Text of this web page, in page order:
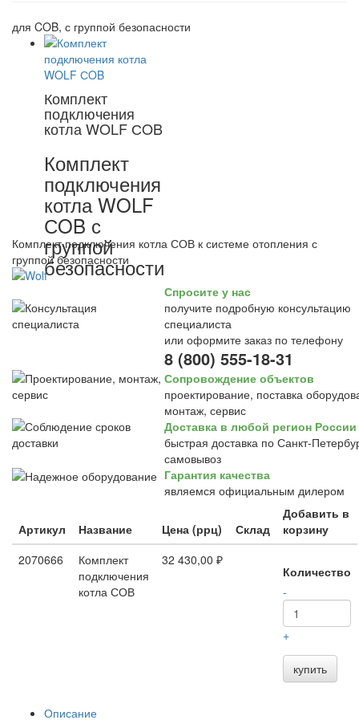
для COB, с группой безопасности
Комплект
подключения
котла WOLF СOB
Комплект
подключения
котла WOLF
СOB с
группой
безопасности
Комплект подключения котла СОВ к системе отопления с
группой безопасности
Спросите у нас
получите подробную консультацию
специалиста
или оформите заказ по телефону
8 (800) 555-18-31
Сопровождение объектов
проектирование, поставка
монтаж, сервис
Доставка в любой регион России
быстрая доставка по Санкт-
самовывоз
Гарантия качества
являемся официальным дилером
Артикул Название Цена (ррц) Склад
Добавить в
корзину
2070666
Комплект
подключения
котла СОВ
32 430,00 ₽
Количество
-
+
купить
Описание